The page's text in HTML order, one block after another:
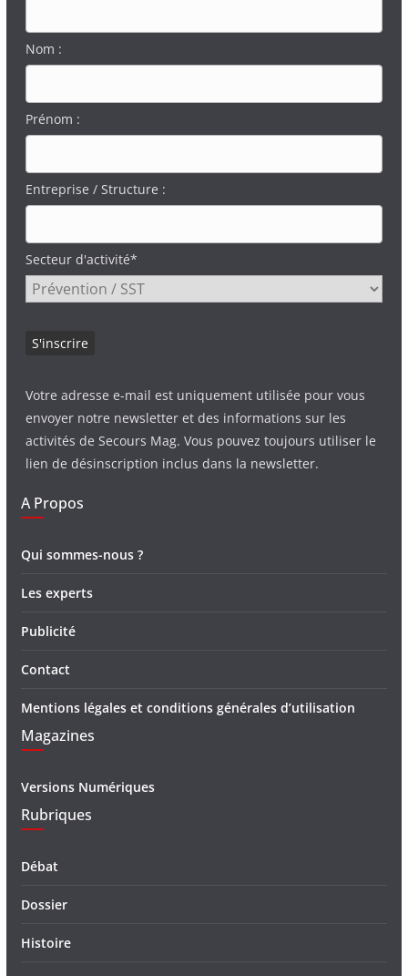
Nom :
Prénom :
Entreprise / Structure :
Secteur d'activité*
Votre adresse e-mail est uniquement utilisée pour vous
envoyer notre newsletter et des informations sur les
activités de Secours Mag. Vous pouvez toujours utiliser le
lien de désinscription inclus dans la newsletter.
A Propos
Qui sommes-nous ?
Les experts
Publicité
Contact
Mentions légales et conditions générales d’utilisation
Magazines
Versions Numériques
Rubriques
Débat
Dossier
Histoire